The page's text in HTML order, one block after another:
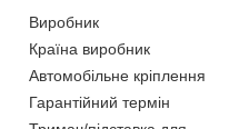
Виробник
Країна виробник
Автомобільне кріплення
Гарантійний термін